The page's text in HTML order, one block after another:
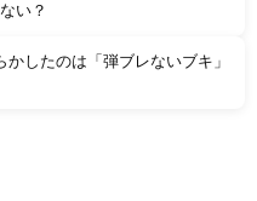
い？
したのは「弾ブレないブキ」